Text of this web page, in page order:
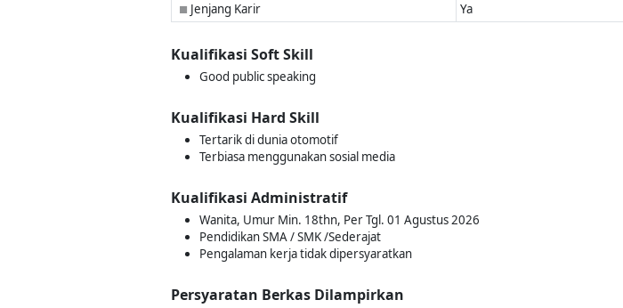
■ Jenjang Karir Ya
Kualifikasi Soft Skill
Good public speaking
Kualifikasi Hard Skill
Tertarik di dunia otomotif
Terbiasa menggunakan sosial media
Kualifikasi Administratif
Wanita, Umur Min. 18thn, Per Tgl. 01 Agustus 2026
Pendidikan SMA / SMK /Sederajat
Pengalaman kerja tidak dipersyaratkan
Persyaratan Berkas Dilampirkan